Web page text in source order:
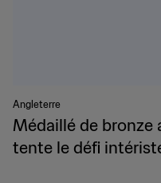
Angleterre
Médaillé de bronze
tente le défi